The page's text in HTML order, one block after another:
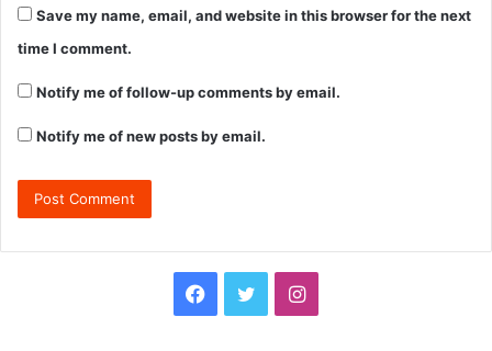
Save my name, email, and website in this browser for the next
time I comment.
Notify me of follow-up comments by email.
Notify me of new posts by email.
I